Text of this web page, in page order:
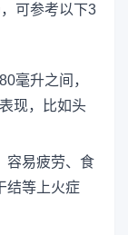
可参考以下3
毫升之间，
现，比如头
容易疲劳、食
结等上火症